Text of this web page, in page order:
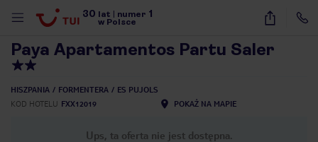
30 lat numer 1
w Polsce
19
Paya Apartamentos Partu Saler
HISZPANIA FORMENTERA
ES PUJOLS
KOD HOTELU FXX12019 POKAŻ NA MAPIE
Ups, ta oferta nie jest dostępna.